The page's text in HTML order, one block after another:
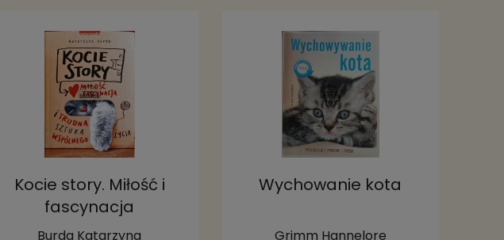
Kocie story. Miłość i
fascynacja
Burda Katarzyna
Wychowanie kota
Grimm Hannelore